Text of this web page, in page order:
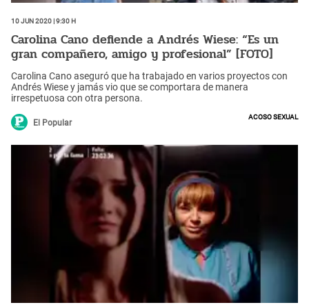
10 Jun 2020 | 9:30 h
Carolina Cano defiende a Andrés Wiese: “Es un
gran compañero, amigo y profesional” [FOTO]
Carolina Cano aseguró que ha trabajado en varios proyectos con
Andrés Wiese y jamás vio que se comportara de manera
irrespetuosa con otra persona.
El Popular
Acoso sexual